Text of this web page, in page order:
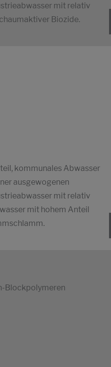
mit relativ
Biozide.
kommunales Abwasser
ausgewogenen
mit relativ
mit hohem Anteil
Blockpolymeren